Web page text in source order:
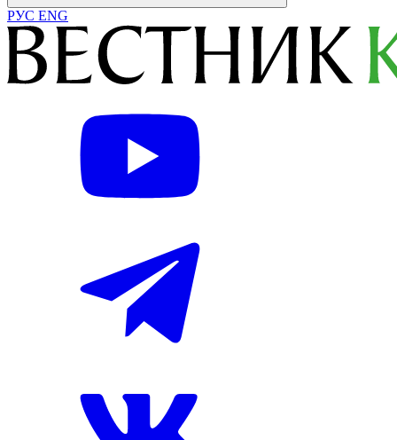
РУС ENG